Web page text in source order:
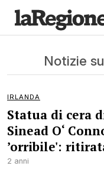
Notizie
IRLANDA
Statua di cera
Sinead O‘
’orribile':
2 anni